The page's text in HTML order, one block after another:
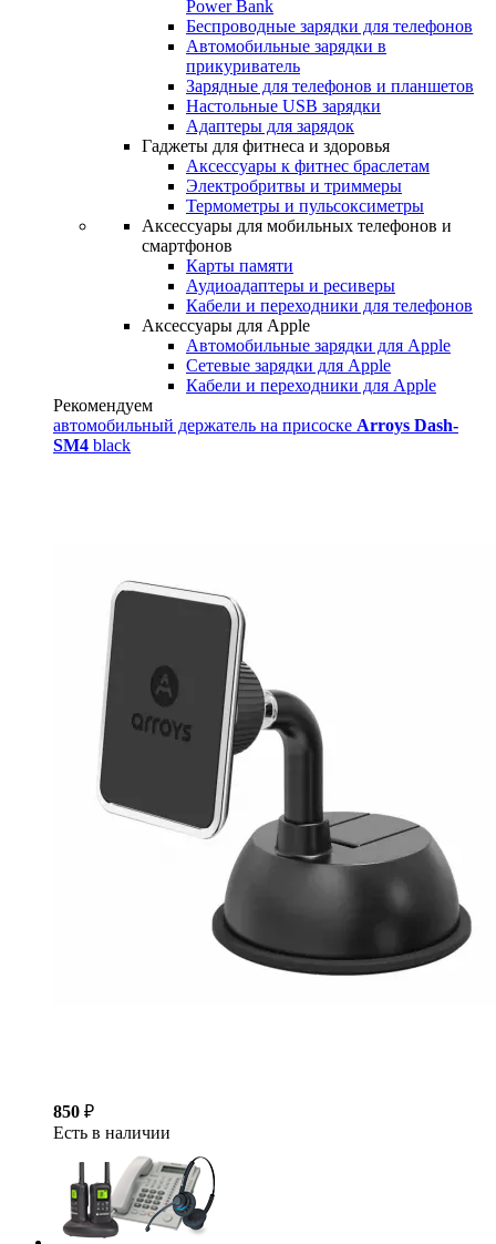
Power Bank
Беспроводные зарядки для телефонов
Автомобильные зарядки в
прикуриватель
Зарядные для телефонов и планшетов
Настольные USB зарядки
Адаптеры для зарядок
Гаджеты для фитнеса и здоровья
Аксессуары к фитнес браслетам
Электробритвы и триммеры
Термометры и пульсоксиметры
Аксессуары для мобильных телефонов и
смартфонов
Карты памяти
Аудиоадаптеры и ресиверы
Кабели и переходники для телефонов
Аксессуары для Apple
Автомобильные зарядки для Apple
Сетевые зарядки для Apple
Кабели и переходники для Apple
Рекомендуем
автомобильный держатель на присоске Arroys Dash-
SM4 black
850 ₽
Есть в наличии